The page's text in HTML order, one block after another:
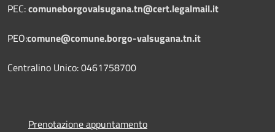
PEC:comuneborgovalsugana.tn@cert.legalmail.it
PEO:comune@comune.borgo-valsugana.tn.it
Centralino Unico: 0461758700
Prenotazione appuntamento